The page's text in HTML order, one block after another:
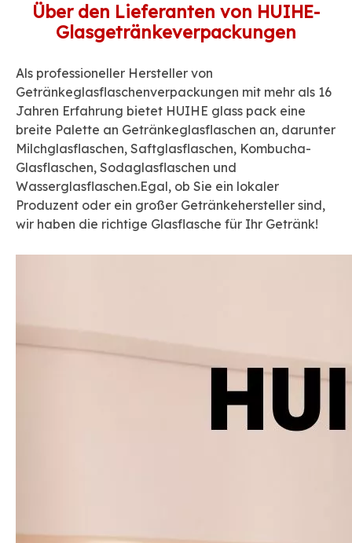
Über den Lieferanten von HUIHE-
Glasgetränkeverpackungen
Als professioneller Hersteller von
Getränkeglasflaschenverpackungen mit mehr als 16
Jahren Erfahrung bietet HUIHE glass pack eine
breite Palette an Getränkeglasflaschen an, darunter
Milchglasflaschen, Saftglasflaschen, Kombucha-
Glasflaschen, Sodaglasflaschen und
Wasserglasflaschen.Egal, ob Sie ein lokaler
Produzent oder ein großer Getränkehersteller sind,
wir haben die richtige Glasflasche für Ihr Getränk!